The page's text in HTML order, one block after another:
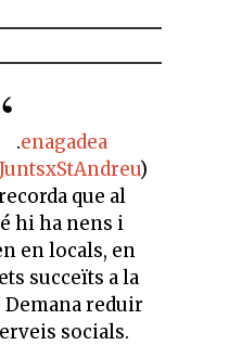
.enagadea
)
que al
hi ha nens i
en locals, en
succeïts a la
Demana reduir
socials.